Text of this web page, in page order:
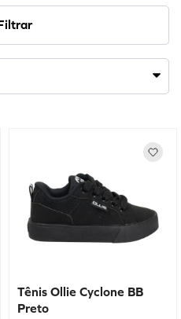
Tênis Ollie Cyclone BB
Preto